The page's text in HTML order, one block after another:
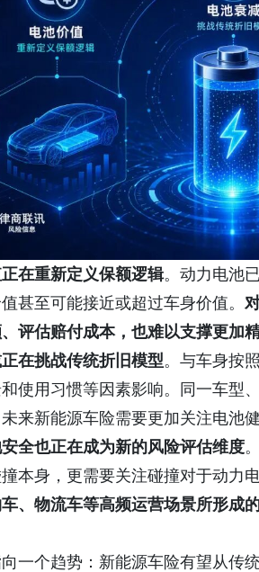
在重新定义保额逻辑。动力电池
甚至可能接近或超过车身价值。
评估赔付成本，也难以支撑更加
在挑战传统折旧模型。与车身按
使用习惯等因素影响。同一车型
来新能源车险需要更加关注电池
全也正在成为新的风险评估维度
本身，更需要关注碰撞对于动力
、物流车等高频运营场景所形成
一个趋势：新能源车险有望从传